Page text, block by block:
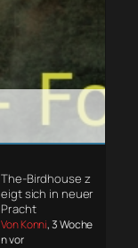
The-Birdhouse z
eigt sich in neuer
Pracht
Von Konni, 3 Woche
n vor